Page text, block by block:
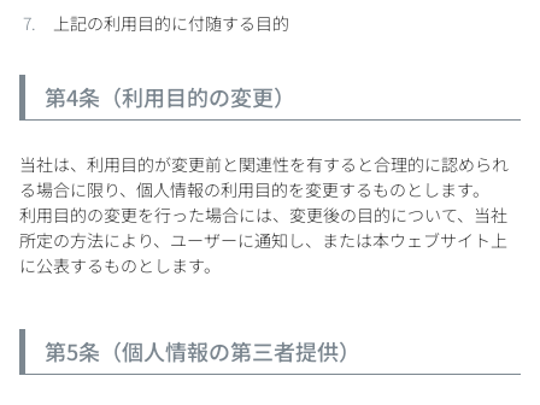
上記の利用目的に付随する目的
第4条（利用目的の変更）
当社は、利用目的が変更前と関連性を有すると合理的に認められ
る場合に限り、個人情報の利用目的を変更するものとします。
利用目的の変更を行った場合には、変更後の目的について、当社
所定の方法により、ユーザーに通知し、または本ウェブサイト上
に公表するものとします。
第5条（個人情報の第三者提供）